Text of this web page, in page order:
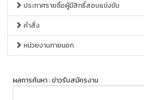
ประกาศรายชื่อผู้มีสิทธิ์สอบแข่งขัน
คำสั่ง
หน่วยงานภายนอก
ผลการค้นหา : ข่าวรับสมัครงาน